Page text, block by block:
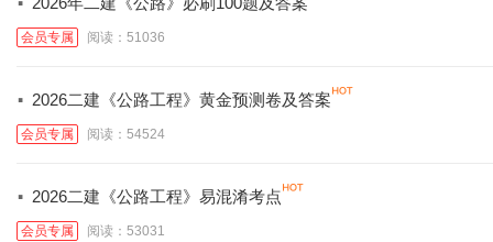
会员专属 阅读：51036
· 2026二建《公路工程》黄金预测卷及答案
会员专属 阅读：54524
· 2026二建《公路工程》易混淆考点
会员专属 阅读：53031